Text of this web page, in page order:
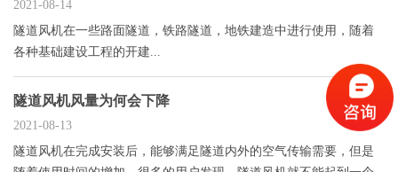
2021-08-14
隧道风机在一些路面隧道，铁路隧道，地铁建造中进行使用，随着
各种基础建设工程的开建...
隧道风机风量为何会下降
2021-08-13
隧道风机在完成安装后，能够满足隧道内外的空气传输需要，但是